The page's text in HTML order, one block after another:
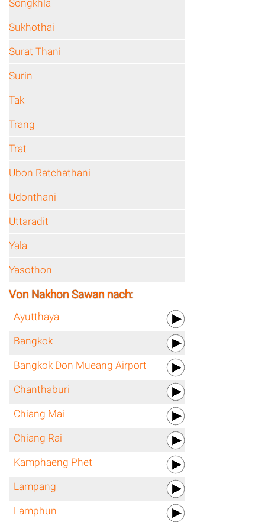
Songkhla
Sukhothai
Surat Thani
Surin
Tak
Trang
Trat
Ubon Ratchathani
Udonthani
Uttaradit
Yala
Yasothon
Von Nakhon Sawan nach:
Ayutthaya
Bangkok
Bangkok Don Mueang Airport
Chanthaburi
Chiang Mai
Chiang Rai
Kamphaeng Phet
Lampang
Lamphun